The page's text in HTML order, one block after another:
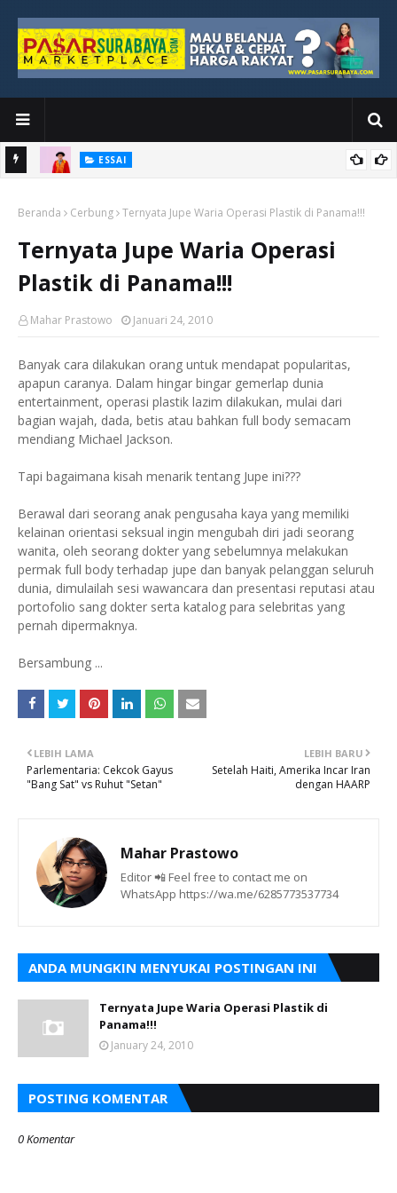
ESSAI
Tidak Berhenti di Panggung Wisuda
Beranda Cerbung Ternyata Jupe Waria Operasi Plastik di Panama!!!
Ternyata Jupe Waria Operasi
Plastik di Panama!!!
Mahar Prastowo Januari 24, 2010
Banyak cara dilakukan orang untuk mendapat popularitas,
apapun caranya. Dalam hingar bingar gemerlap dunia
entertainment, operasi plastik lazim dilakukan, mulai dari
bagian wajah, dada, betis atau bahkan full body semacam
mendiang Michael Jackson.
Tapi bagaimana kisah menarik tentang Jupe ini???
Berawal dari seorang anak pengusaha kaya yang memiliki
kelainan orientasi seksual ingin mengubah diri jadi seorang
wanita, oleh seorang dokter yang sebelumnya melakukan
permak full body terhadap jupe dan banyak pelanggan seluruh
dunia, dimulailah sesi wawancara dan presentasi reputasi atau
portofolio sang dokter serta katalog para selebritas yang
pernah dipermaknya.
Bersambung ...
LEBIH BARU
Setelah Haiti, Amerika Incar Iran
dengan HAARP
LEBIH LAMA
Parlementaria: Cekcok Gayus
"Bang Sat" vs Ruhut "Setan"
Mahar Prastowo
Editor 📲 Feel free to contact me on
WhatsApp https://wa.me/6285773537734
ANDA MUNGKIN MENYUKAI POSTINGAN INI
Ternyata Jupe Waria Operasi Plastik di
Panama!!!
January 24, 2010
POSTING KOMENTAR
0 Komentar